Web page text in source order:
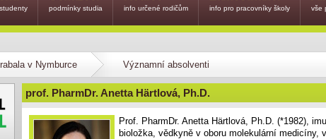
v Nymburce Významní absolventi
prof. PharmDr. Anetta Härtlová, Ph.D.
Prof. PharmDr. Anetta Härtlová, Ph.D. (*1982),
bioložka, vědkyně v oboru molekulární medicíny,
podmínky studia info určené rodičům info pro pracovníky školy vše